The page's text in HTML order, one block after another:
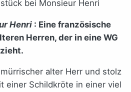
Henri : Eine französische
Herren, der in eine WG
alter Herr und stolz
einer Schildkröte in einer viel